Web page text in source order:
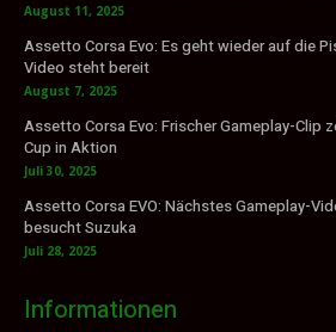
August 11, 2025
Assetto Corsa Evo: Es geht wieder auf die
Video steht bereit
August 7, 2025
Assetto Corsa Evo: Frischer Gameplay-Clip
Cup in Aktion
Juli 30, 2025
Assetto Corsa EVO: Nächstes Gameplay-
besucht Suzuka
Juli 28, 2025
Informationen